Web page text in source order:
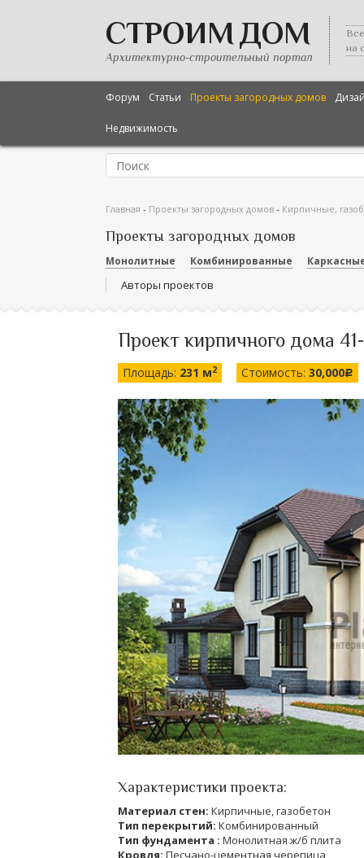
СТРОИМ ДОМ
Архитектурно-строительный портал
на
Форум Статьи Проекты загородных домов
Недвижимость
Главная - Проекты загородных домов - Кирпичные,
Проекты загородных домов
Монолитные Комбинированные
Авторы проектов
Проект кирпичного дома
Площадь: 231 м2 Стоимость: 30,000c
Характеристики проекта:
Материал стен: Кирпичные, газобетон
Тип перекрытий: Комбинированный
Тип фундамента : Монолитная ж/б плита
Кровля: Песчано-цементная черепица